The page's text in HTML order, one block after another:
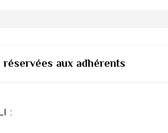
réservées aux adhérents